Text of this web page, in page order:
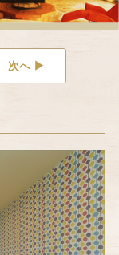
次へ ▶